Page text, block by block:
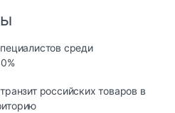
среди
российских товаров в